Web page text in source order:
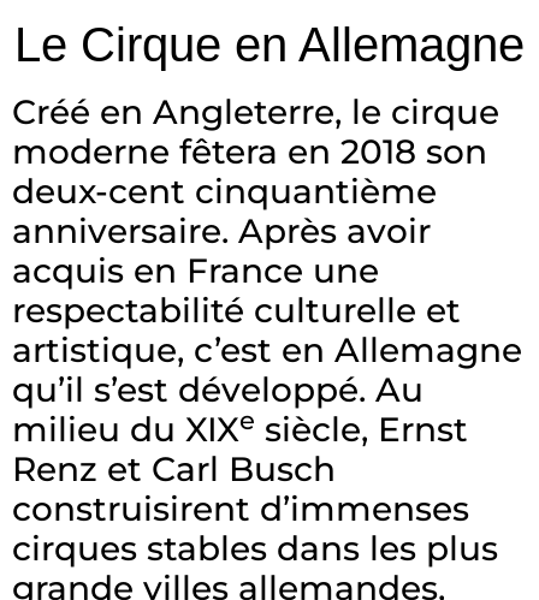
Le Cirque en Allemagne
Créé en Angleterre, le cirque
moderne fêtera en 2018 son
deux-cent cinquantième
anniversaire. Après avoir
acquis en France une
respectabilité culturelle et
artistique, c’est en Allemagne
qu’il s’est développé. Au
milieu du XIXe siècle, Ernst
Renz et Carl Busch
construisirent d’immenses
cirques stables dans les plus
grande villes allemandes,